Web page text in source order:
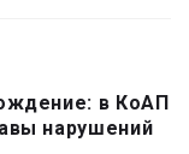
в КоАП
нарушений